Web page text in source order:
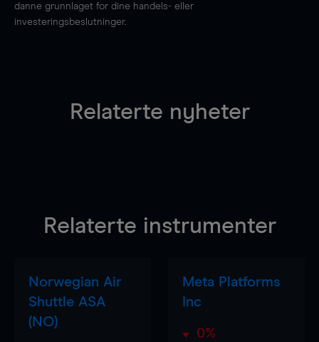
danne grunnlaget for dine handels- eller
investeringsbeslutninger.
Relaterte nyheter
Relaterte instrumenter
Norwegian Air
Shuttle ASA
(NO)
Meta Platforms
Inc
0%